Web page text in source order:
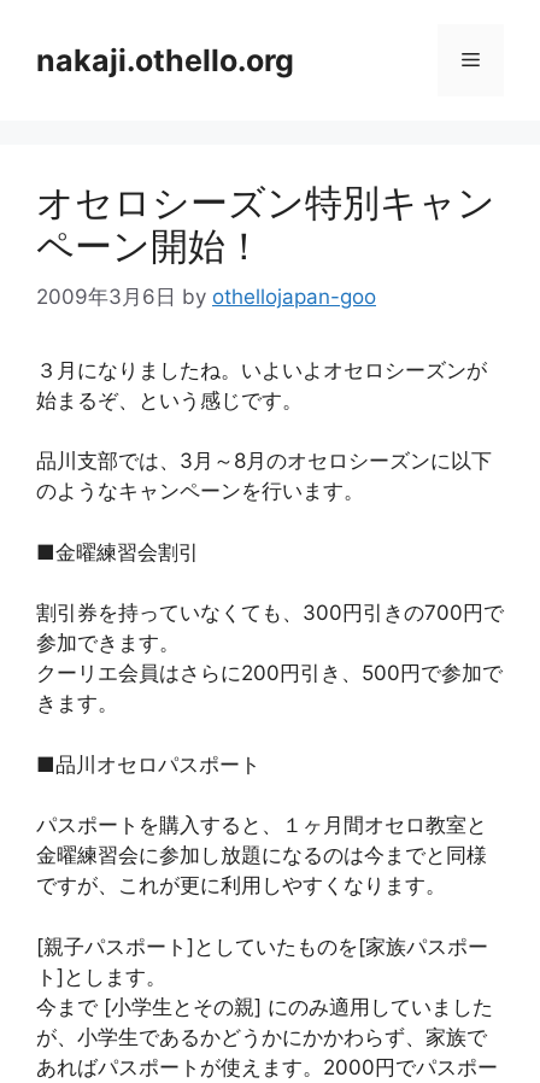
nakaji.othello.org メ
ュ
オセロシーズン特別キャン
ペーン開始！
2009年3月6日 by othellojapan-goo
３月になりましたね。いよいよオセロシーズンが
始まるぞ、という感じです。
品川支部では、3月～8月のオセロシーズンに以下
のようなキャンペーンを行います。
■金曜練習会割引
割引券を持っていなくても、300円引きの700円で
参加できます。
クーリエ会員はさらに200円引き、500円で参加で
きます。
■品川オセロパスポート
パスポートを購入すると、１ヶ月間オセロ教室と
金曜練習会に参加し放題になるのは今までと同様
ですが、これが更に利用しやすくなります。
[親子パスポート]としていたものを[家族パスポー
ト]とします。
今まで [小学生とその親] にのみ適用していました
が、小学生であるかどうかにかかわらず、家族で
あればパスポートが使えます。2000円でパスポー